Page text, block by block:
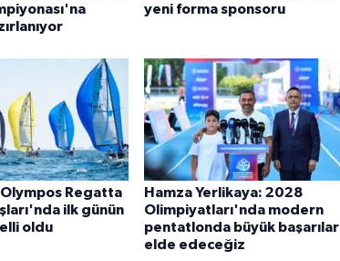
yeni forma sponsoru
Olympos Regatta
ilk günün
oldu
Hamza Yerlikaya: 2028
Olimpiyatları'nda modern
pentatlonda büyük başarılar
elde edeceğiz